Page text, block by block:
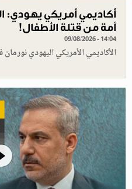
أكاديمي أمريكي يهودي:
أمة من قتلة الأطفال!
09/08/2026 - 14:04
الأكاديمي الأمريكي اليهودي